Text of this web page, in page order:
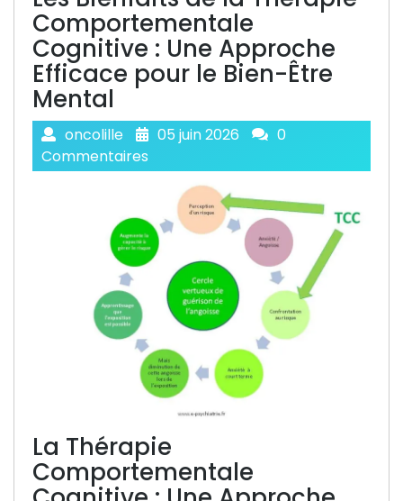
Comportementale
Cognitive : Une Approche
Efficace pour le Bien-Être
Mental
oncolille 05 juin 2026
0
Commentaires
La Thérapie
Comportementale